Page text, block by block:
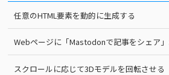
任意のHTML要素を動的に生成する
Webページに「Mastodonで記事をシェア
スクロールに応じて3Dモデルを回転させる